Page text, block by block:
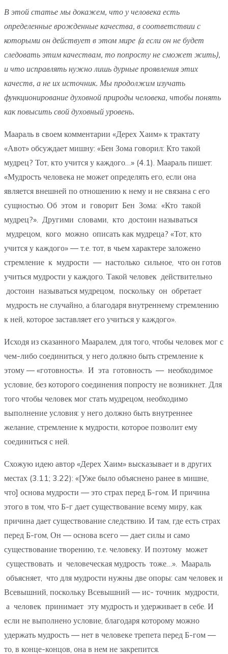
В этой статье мы докажем, что у человека есть
определенные врожденные качества, в соответствии с
которыми он действует в этом мире (а если он не будет
следовать этим качествам, то попросту не сможет жить),
и что исправлять нужно лишь дурные проявления этих
качеств, а не их источник. Мы продолжим изучать
функционирование духовной природы человека, чтобы понять
как повысить свой духовный уровень.
Маараль в своем комментарии «Дерех Хаим» к трактату
«Авот» обсуждает мишну: «Бен Зома говорил: Кто такой
мудрец? Тот, кто учится у каждого…» (4.1). Маараль пишет:
«Мудрость человека не может определять его, если она
является внешней по отношению к нему и не связана с его
сущностью. Об этом и говорит Бен Зома: «Кто такой
мудрец?». Другими словами, кто достоин называться
мудрецом, кого можно описать как мудреца? «Тот, кто
учится у каждого» — т.е. тот, в чьем характере заложено
стремление к мудрости — настолько сильное, что он готов
учиться мудрости у каждого. Такой человек действительно
достоин называться мудрецом, поскольку он обретает
мудрость не случайно, а благодаря внутреннему стремлению
к ней, которое заставляет его учиться у каждого».
Исходя из сказанного Мааралем, для того, чтобы человек мог с
чем-либо соединиться, у него должно быть стремление к
этому — «готовность». И эта готовность — необходимое
условие, без которого соединения попросту не возникнет. Для
того чтобы человек мог стать мудрецом, необходимо
выполнение условия: у него должно быть внутреннее
желание, стремление к мудрости, которое позволит ему
соединиться с ней.
Схожую идею автор «Дерех Хаим» высказывает и в других
местах (3.11; 3.22): «[Уже было объяснено ранее в мишне,
что] основа мудрости — это страх перед Б-гом. И причина
этого в том, что Б-г дает существование всему миру, как
причина дает существование следствию. И там, где есть страх
перед Б-гом, Он — основа всего — дает силы и само
существование творению, т.е. человеку. И поэтому может
существовать и человеческая мудрость тоже…». Маараль
объясняет, что для мудрости нужны две опоры: сам человек и
Всевышний, поскольку Всевышний — ис- точник мудрости,
а человек принимает эту мудрость и удерживает в себе. И
если не выполнено условие, благодаря которому можно
удержать мудрость — нет в человеке трепета перед Б-гом —
то, в конце-концов, она в нем не закрепится.